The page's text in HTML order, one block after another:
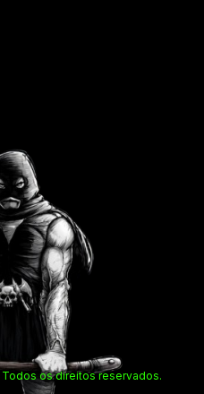
os direitos reservados.